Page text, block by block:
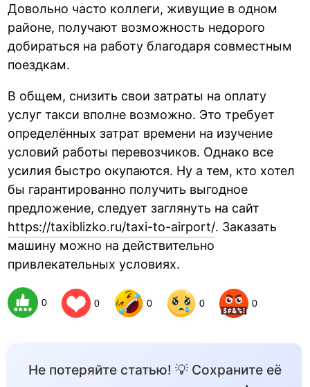
Довольно часто коллеги, живущие в одном
районе, получают возможность недорого
добираться на работу благодаря совместным
поездкам.
В общем, снизить свои затраты на оплату
услуг такси вполне возможно. Это требует
определённых затрат времени на изучение
условий работы перевозчиков. Однако все
усилия быстро окупаются. Ну а тем, кто хотел
бы гарантированно получить выгодное
предложение, следует заглянуть на сайт
https://taxiblizko.ru/taxi-to-airport/. Заказать
машину можно на действительно
привлекательных условиях.
0 0 0 0 0
Не потеряйте статью! 💡 Сохраните её